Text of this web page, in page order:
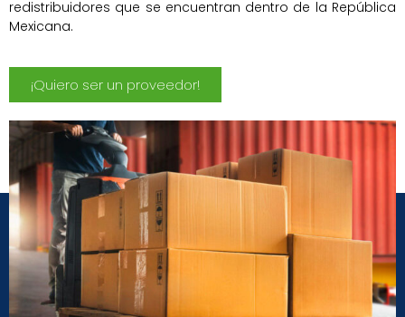
redistribuidores que se encuentran dentro de la República
Mexicana.
¡Quiero ser un proveedor!